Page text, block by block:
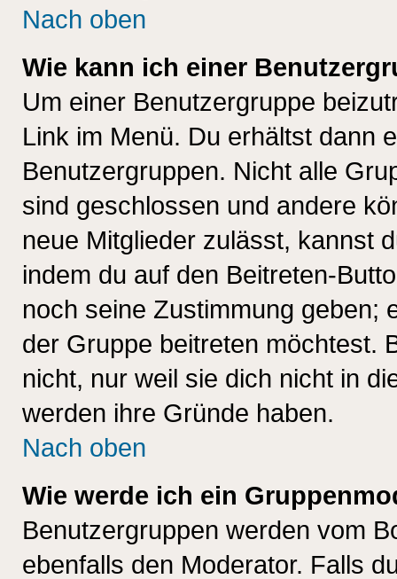
Nach oben
Wie kann ich einer
Um einer Benutzergruppe
Link im Menü. Du erhältst dann
Benutzergruppen. Nicht alle
sind geschlossen und andere
neue Mitglieder zulässt, kannst
indem du auf den Beitreten-
noch seine Zustimmung geben;
der Gruppe beitreten möchtest.
nicht, nur weil sie dich nicht in
werden ihre Gründe haben.
Nach oben
Wie werde ich ein
Benutzergruppen werden vom
ebenfalls den Moderator. Falls